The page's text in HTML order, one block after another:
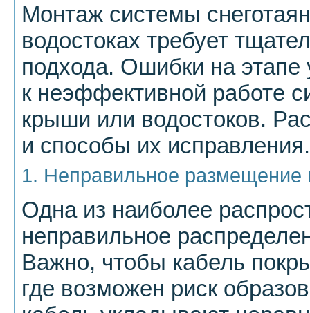
Монтаж системы
водостоках требует
подхода. Ошибки на этапе
к неэффективной работе
крыши или водостоков.
и способы их исправления.
1. Неправильное размещение
Одна из наиболее
неправильное
Важно, чтобы кабель
где возможен риск